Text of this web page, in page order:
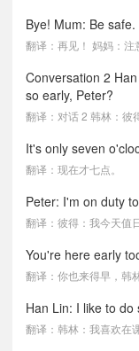
Bye! Mum: Be safe.
翻译：再见！ 妈妈：注
Conversation 2
so early, Peter?
翻译：对话 2 韩林：彼
It's only seven
翻译：现在才七点。
Peter: I'm on duty
翻译：彼得：我今天值日
You're here early
翻译：你也来得早，韩
Han Lin: I like to
翻译：韩林：我喜欢在